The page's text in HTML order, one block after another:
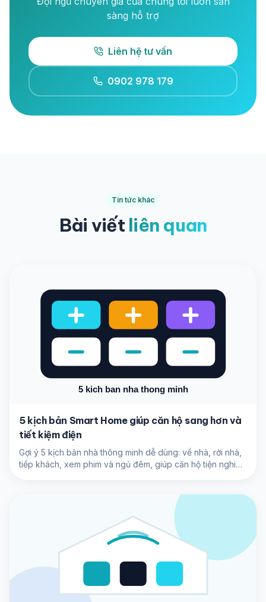
sàng hỗ trợ
Liên hệ tư vấn
0902 978 179
Tin tức khác
Bài viết liên quan
5 kịch bản Smart Home giúp căn hộ sang hơn và
tiết kiệm điện
Gợi ý 5 kịch bản nhà thông minh dễ dùng: về nhà, rời nhà,
tiếp khách, xem phim và ngủ đêm, giúp căn hộ tiện nghi